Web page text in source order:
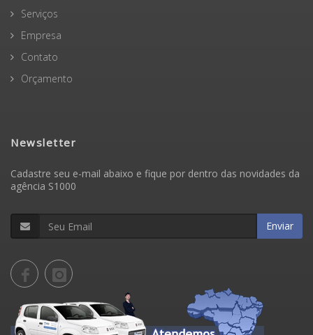
Serviços
Empresa
Contato
Orçamento
Newsletter
Cadastre seu e-mail abaixo e fique por dentro das novidades da
agência S1000
Enviar